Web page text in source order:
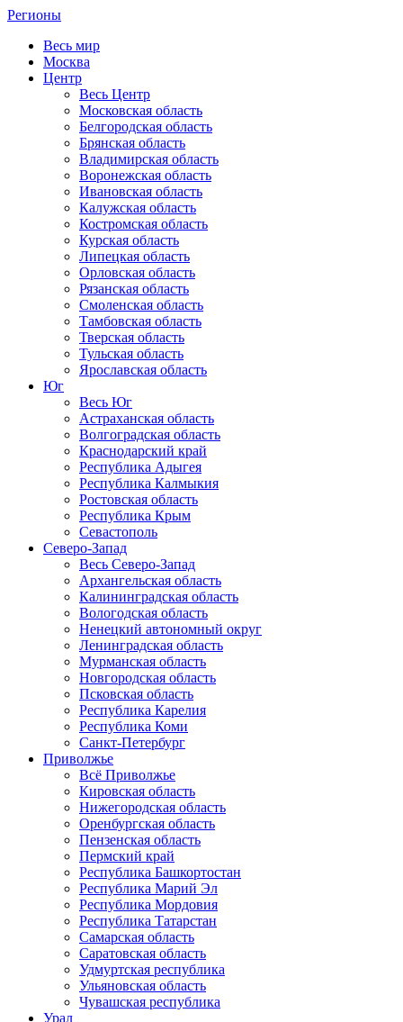
Регионы
Весь мир
Москва
Центр
Весь Центр
Московская область
Белгородская область
Брянская область
Владимирская область
Воронежская область
Ивановская область
Калужская область
Костромская область
Курская область
Липецкая область
Орловская область
Рязанская область
Смоленская область
Тамбовская область
Тверская область
Тульская область
Ярославская область
Юг
Весь Юг
Астраханская область
Волгоградская область
Краснодарский край
Республика Адыгея
Республика Калмыкия
Ростовская область
Республика Крым
Севастополь
Северо-Запад
Весь Северо-Запад
Архангельская область
Калининградская область
Вологодская область
Ненецкий автономный округ
Ленинградская область
Мурманская область
Новгородская область
Псковская область
Республика Карелия
Республика Коми
Санкт-Петербург
Приволжье
Всё Приволжье
Кировская область
Нижегородская область
Оренбургская область
Пензенская область
Пермский край
Республика Башкортостан
Республика Марий Эл
Республика Мордовия
Республика Татарстан
Самарская область
Саратовская область
Удмуртская республика
Ульяновская область
Чувашская республика
Урал